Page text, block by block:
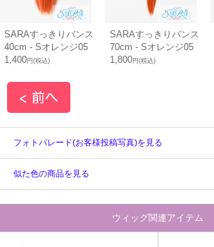
SARAすっきりバンス
40cm - Sオレンジ05
1,400円(税込)
SARAすっきりバンス
70cm - Sオレンジ05
1,800円(税込)
フォトパレード(お客様投稿写真)を見る
似た色の商品を見る
ウィッグ関連アイテム